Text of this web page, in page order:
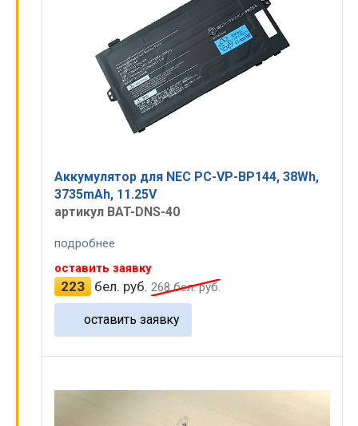
Аккумулятор для NEC PC-VP-BP144, 38Wh,
3735mAh, 11.25V
артикул BAT-DNS-40
подробнее
оставить заявку
223 бел. руб. 268бел. руб.
оставить заявку